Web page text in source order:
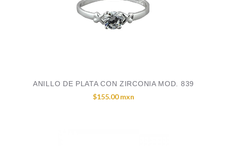
ANILLO DE PLATA CON ZIRCONIA MOD. 839
$155.00 mxn